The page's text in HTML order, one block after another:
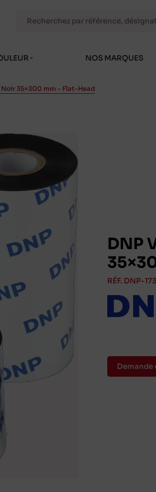
NOS MARQUES
35×300 mm – Flat-Head
DNP
RÉF. DNP-
Demande